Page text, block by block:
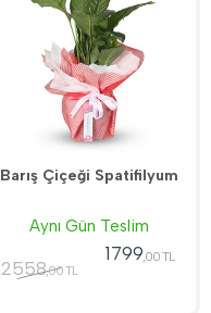
Barış Çiçeği Spatifilyum
Aynı Gün Teslim
2558,00 TL
1799,00 TL